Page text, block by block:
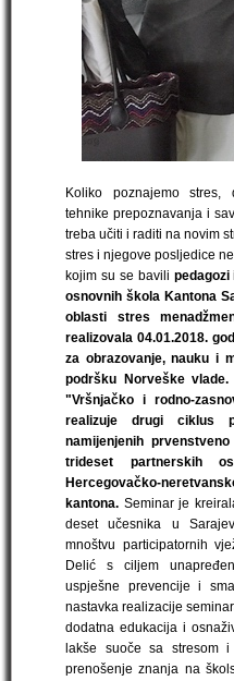
Koliko poznajemo
tehnike prepoznavanja i
treba učiti i raditi na novim
stres i njegove posljedice
kojim su se bavili
osnovnih škola Kantona
oblasti stres
realizovala 04.01.2018.
za obrazovanje, nauku i
podršku Norveške vlade.
"Vršnjačko i rodno-
realizuje drugi ciklus
namijenjenih
trideset partnerskih
Hercegovačko-
kantona. Seminar je
deset učesnika u
mnoštvu participatornih
Delić s ciljem
uspješne prevencije i
nastavka realizacije
dodatna edukacija i
lakše suoče sa stresom
prenošenje znanja na